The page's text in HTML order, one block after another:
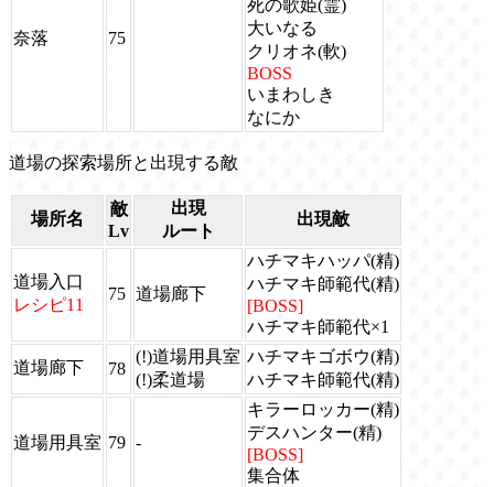
奈落 75
死の歌姫(霊)
大いなる
クリオネ(軟)
BOSS
いまわしき
なにか
道場の探索場所と出現する敵
場所名
敵
Lv
出現
ルート
出現敵
道場入口
レシピ11
75 道場廊下
ハチマキハッパ(精)
ハチマキ師範代(精)
[BOSS]
ハチマキ師範代×1
道場廊下 78
(!)道場用具室
(!)柔道場
ハチマキゴボウ(精)
ハチマキ師範代(精)
道場用具室 79 -
キラーロッカー(精)
デスハンター(精)
[BOSS]
集合体